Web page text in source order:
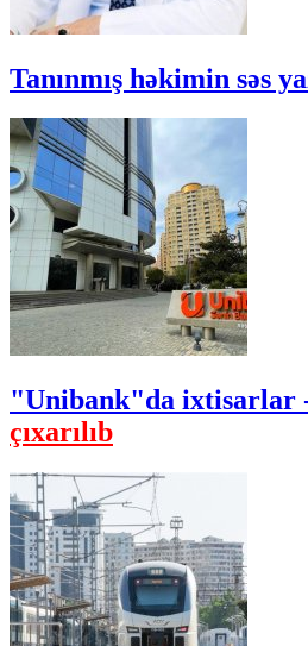
Tanınmış həkimin səs
"Unibank"da ixtisarlar
çıxarılıb